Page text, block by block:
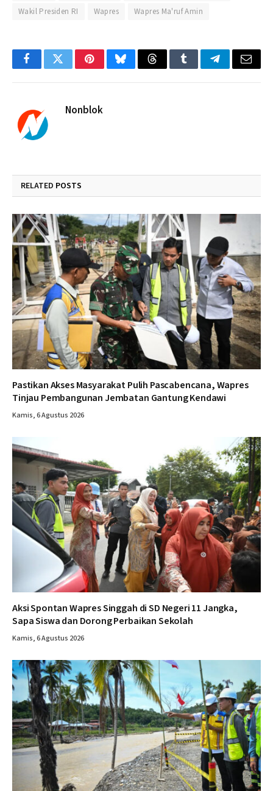
Wakil Presiden RI
Wapres Wapres Ma'ruf Amin
FacebookTwitterPinterestBlueskyThreadsTumblrTelegramEmail
Nonblok
RELATED POSTS
Pastikan Akses Masyarakat Pulih Pascabencana, Wapres
Tinjau Pembangunan Jembatan Gantung Kendawi
Kamis, 6 Agustus 2026
Aksi Spontan Wapres Singgah di SD Negeri 11 Jangka,
Sapa Siswa dan Dorong Perbaikan Sekolah
Kamis, 6 Agustus 2026